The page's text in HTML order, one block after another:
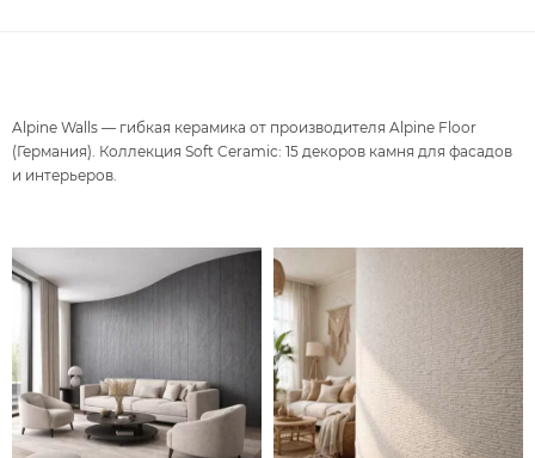
Alpine Walls — гибкая керамика от производителя Alpine Floor
(Германия). Коллекция Soft Ceramic: 15 декоров камня для фасадов
и интерьеров.